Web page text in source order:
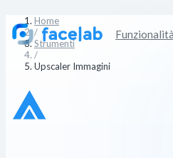
Funzionalità
Home
/
Strumenti
/
Upscaler Immagini